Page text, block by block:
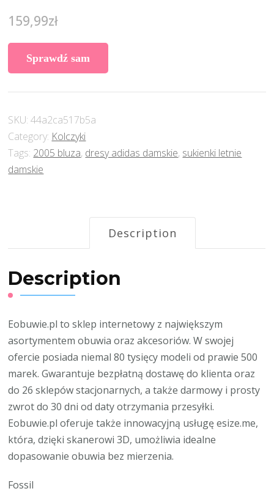
159,99zł
Sprawdź sam
SKU:44a2ca517b5a
Category: Kolczyki
Tags: 2005 bluza, dresy adidas damskie, sukienki letnie
damskie
Description
Description
Eobuwie.pl to sklep internetowy z największym
asortymentem obuwia oraz akcesoriów. W swojej
ofercie posiada niemal 80 tysięcy modeli od prawie 500
marek. Gwarantuje bezpłatną dostawę do klienta oraz
do 26 sklepów stacjonarnych, a także darmowy i prosty
zwrot do 30 dni od daty otrzymania przesyłki.
Eobuwie.pl oferuje także innowacyjną usługę esize.me,
która, dzięki skanerowi 3D, umożliwia idealne
dopasowanie obuwia bez mierzenia.
Fossil